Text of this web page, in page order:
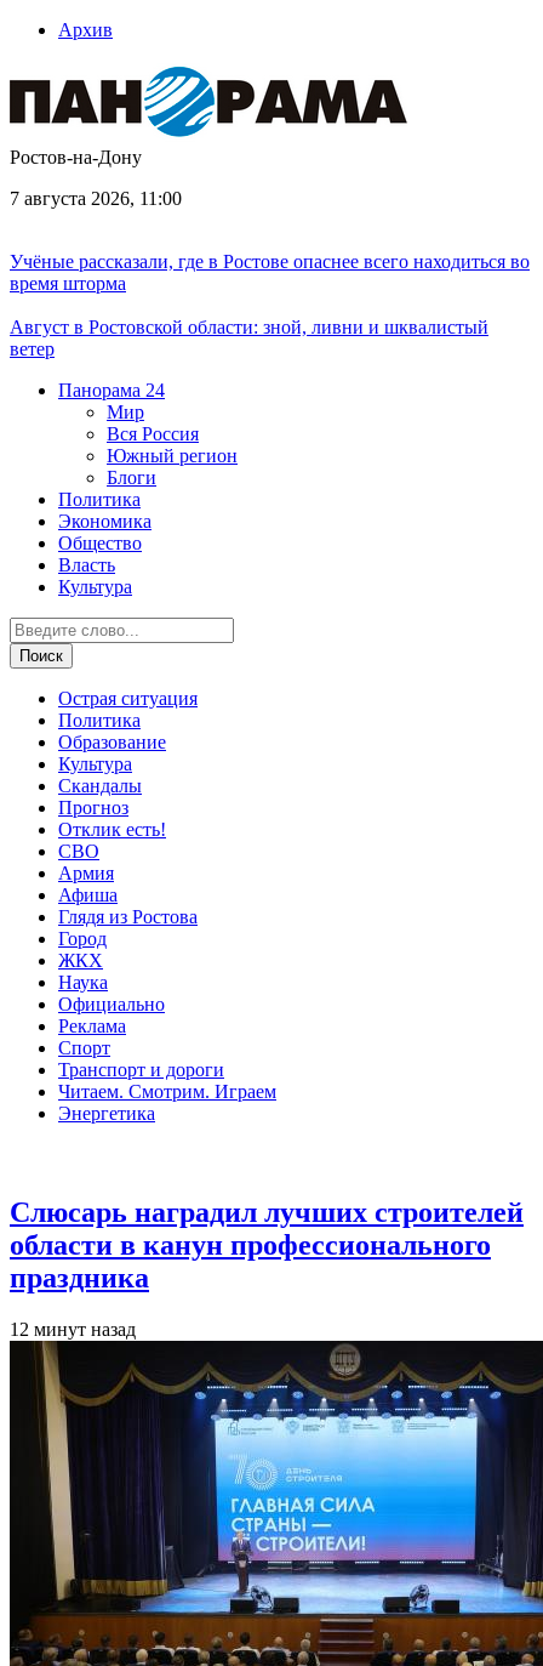
Архив
Ростов-на-Дону
7 августа 2026, 11:00
Учёные рассказали, где в Ростове опаснее всего находиться во
время шторма
Август в Ростовской области: зной, ливни и шквалистый
ветер
Панорама 24
Мир
Вся Россия
Южный регион
Блоги
Политика
Экономика
Общество
Власть
Культура
Острая ситуация
Политика
Образование
Культура
Скандалы
Прогноз
Отклик есть!
СВО
Армия
Афиша
Глядя из Ростова
Город
ЖКХ
Наука
Официально
Реклама
Спорт
Транспорт и дороги
Читаем. Смотрим. Играем
Энергетика
Слюсарь наградил лучших строителей
области в канун профессионального
праздника
12 минут назад